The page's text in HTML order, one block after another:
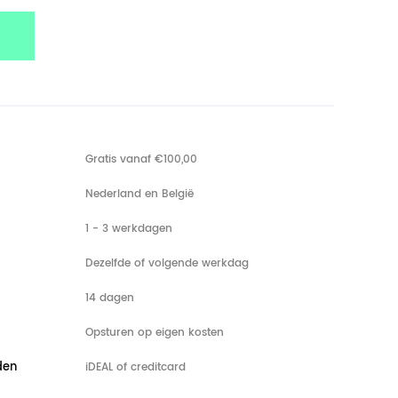
Gratis vanaf €100,00
Nederland en België
1 - 3 werkdagen
Dezelfde of volgende werkdag
14 dagen
Opsturen op eigen kosten
iDEAL of creditcard